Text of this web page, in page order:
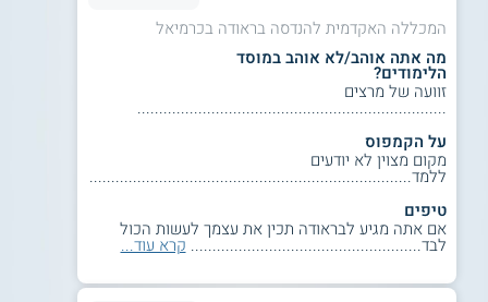
המכללה האקדמית להנדסה בראודה בכרמיאל
מה אתה אוהב/לא אוהב במוסד
הלימודים?
זוועה של מרצים
.......................................................................
על הקמפוס
מקום מצוין לא יודעים
ללמד..........................................................................
טיפים
אם אתה מגיע לבראודה תכין את עצמך לעשות הכול
לבד..................................................... קרא עוד...